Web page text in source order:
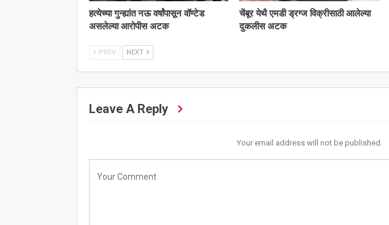
हत्येच्या गुन्ह्यांत नऊ वर्षांपासून वॉण्टेड
असलेल्या आरोपीस अटक
चेंबूर येथै एमडी ड्रग्ज विक्रीसाठी आलेल्या
दुकलीस अटक
PREV NEXT
Leave A Reply
Your email address will not be published.